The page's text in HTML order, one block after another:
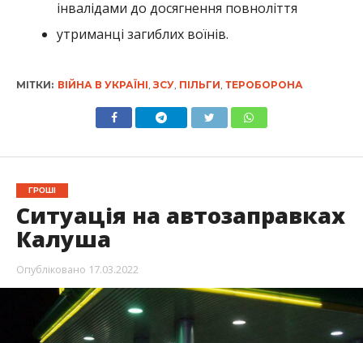
інвалідами до досягнення повноліття
утриманці загиблих воїнів.
МІТКИ: ВІЙНА В УКРАЇНІ ЗСУ, ПІЛЬГИ ТЕРОБОРОНА
ГРОШІ
Ситуація на автозаправках
Калуша
Опубліковано 17.03.2022